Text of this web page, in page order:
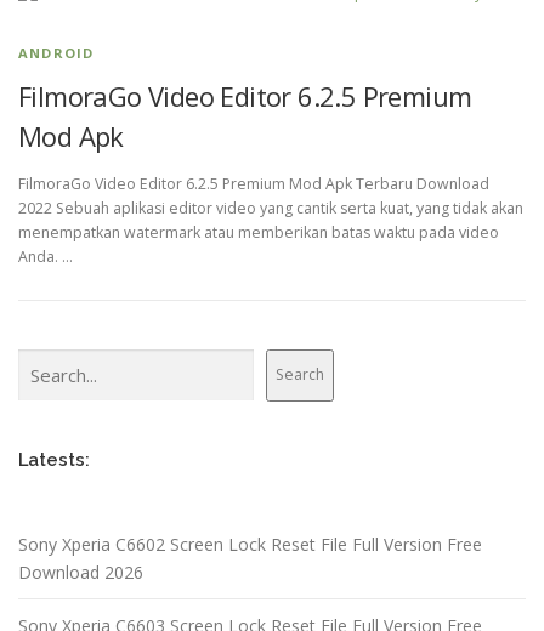
ANDROID
FilmoraGo Video Editor 6.2.5 Premium
Mod Apk
FilmoraGo Video Editor 6.2.5 Premium Mod Apk Terbaru Download
2022 Sebuah aplikasi editor video yang cantik serta kuat, yang tidak akan
menempatkan watermark atau memberikan batas waktu pada video
Anda. …
Search
Latests:
Sony Xperia C6602 Screen Lock Reset File Full Version Free
Download 2026
Sony Xperia C6603 Screen Lock Reset File Full Version Free